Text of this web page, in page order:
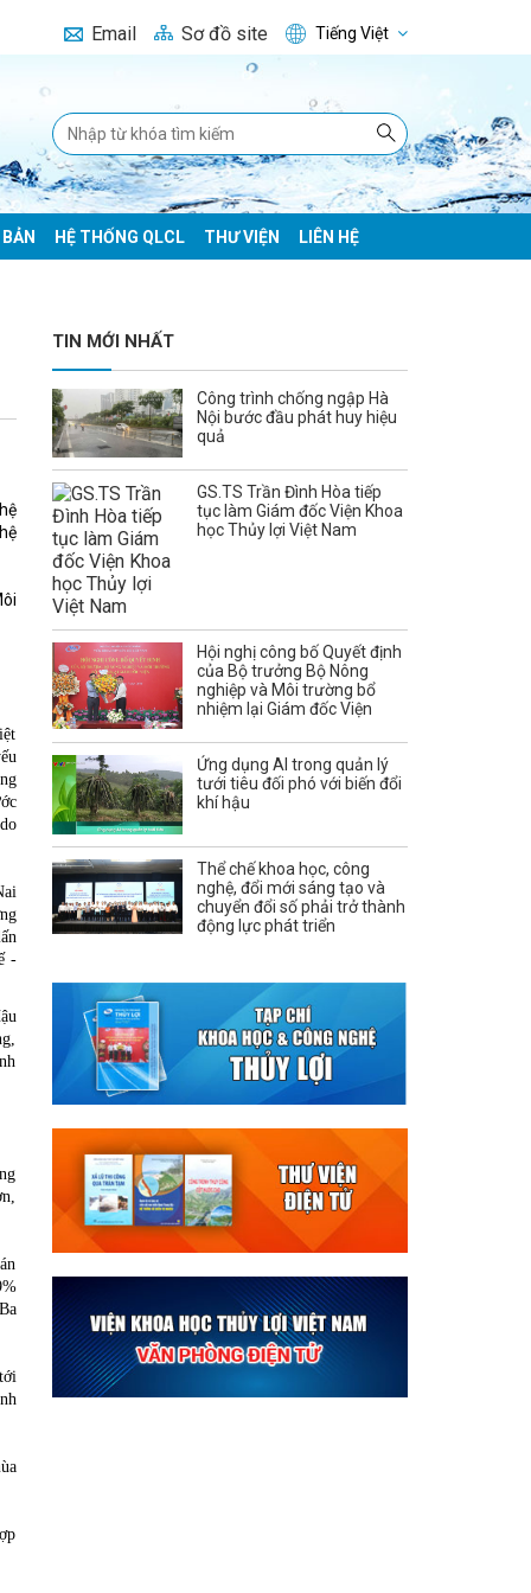
Email Sơ đồ site Tiếng Việt
HỆ THỐNG QLCL THƯ VIỆN LIÊN HỆ
-
TIN MỚI NHẤT
Công trình chống ngập Hà
Nội bước đầu phát huy hiệu
quả
GS.TS Trần Đình Hòa tiếp
tục làm Giám đốc Viện Khoa
học Thủy lợi Việt Nam
Hội nghị công bố Quyết định
của Bộ trưởng Bộ Nông
nghiệp và Môi trường bổ
nhiệm lại Giám đốc Viện
Ứng dụng AI trong quản lý
tưới tiêu đối phó với biến đổi
khí hậu
Thể chế khoa học, công
nghệ, đổi mới sáng tạo và
chuyển đổi số phải trở thành
động lực phát triển